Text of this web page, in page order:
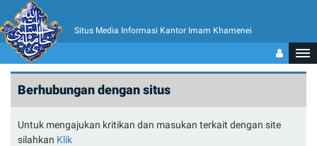
Situs Media Informasi Kantor Imam Khamenei
Berhubungan dengan situs
Untuk mengajukan kritikan dan masukan terkait dengan site
silahkan Klik